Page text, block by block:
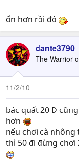
ổn hơn rồi đó
dante3790
The Warrior
11/2/10
bác quất 20 D
hơn
nếu chơi cà nhông
thì 50 đi đừng chơi